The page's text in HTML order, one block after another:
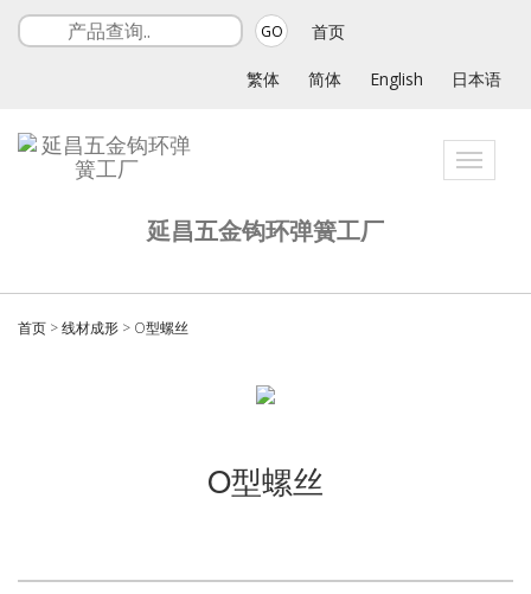
GO 首页
繁体 简体 English 日本语
Toggle
延昌五金钩环弹簧工厂
首页 >线材成形 > O型螺丝
O型螺丝